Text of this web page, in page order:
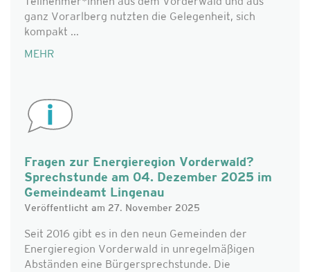
ganz Vorarlberg nutzten die Gelegenheit, sich
kompakt ...
MEHR
Fragen zur Energieregion Vorderwald?
Sprechstunde am 04. Dezember 2025 im
Gemeindeamt Lingenau
Veröffentlicht am 27. November 2025
Seit 2016 gibt es in den neun Gemeinden der
Energieregion Vorderwald in unregelmäßigen
Abständen eine Bürgersprechstunde. Die